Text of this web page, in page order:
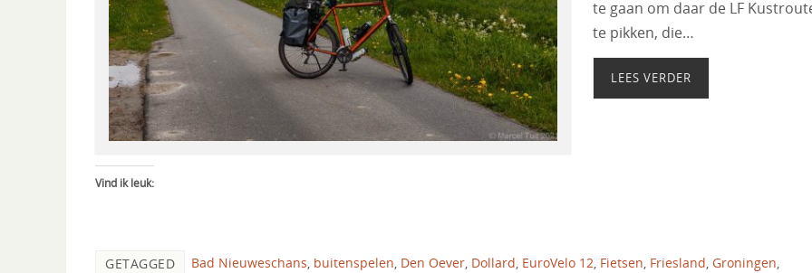
te gaan om daar de LF
te pikken, die…
LEES VERDER
Vind ik leuk:
GETAGGED Bad Nieuweschans buitenspelen Den Oever Dollard EuroVelo 12 Fietsen Friesland Groningen